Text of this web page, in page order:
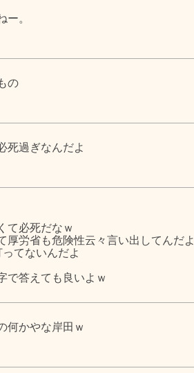
ー。
の
死過ぎなんだよ
て必死だなｗ
厚労省も危険性云々言い出してんだよ
てないんだよ
で答えても良いよｗ
何かやな岸田ｗ